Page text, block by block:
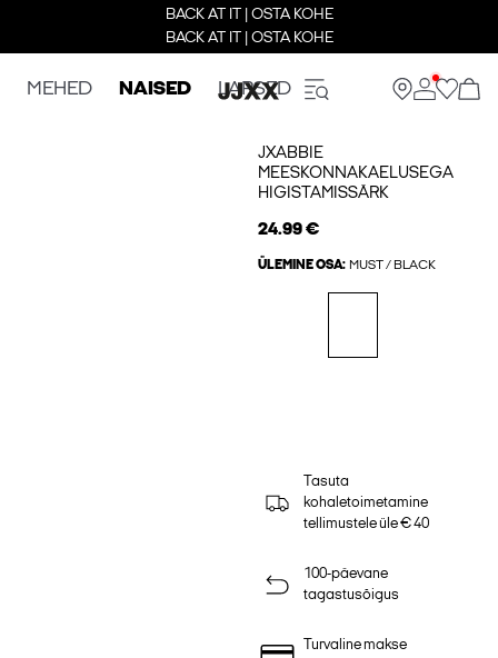
BACK AT IT | OSTA KOHE
BACK AT IT | OSTA KOHE
MEHED NAISED LAPSED
JXABBIE
MEESKONNAKAELUSEGA
HIGISTAMISSÄRK
24.99 €
ÜLEMINE OSA: MUST / BLACK
Tasuta
kohaletoimetamine
tellimustele üle € 40
100-päevane
tagastusõigus
Turvaline makse